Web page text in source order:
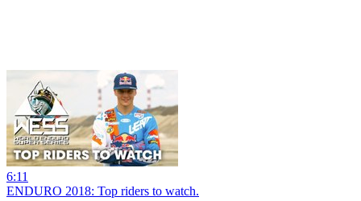
6:11
ENDURO 2018: Top riders to watch.